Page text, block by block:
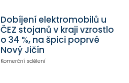
Dobíjení elektromobilů u
ČEZ stojanů v kraji vzrostlo
o 34 %, na špici poprvé
Nový Jičín
Komerční sdělení